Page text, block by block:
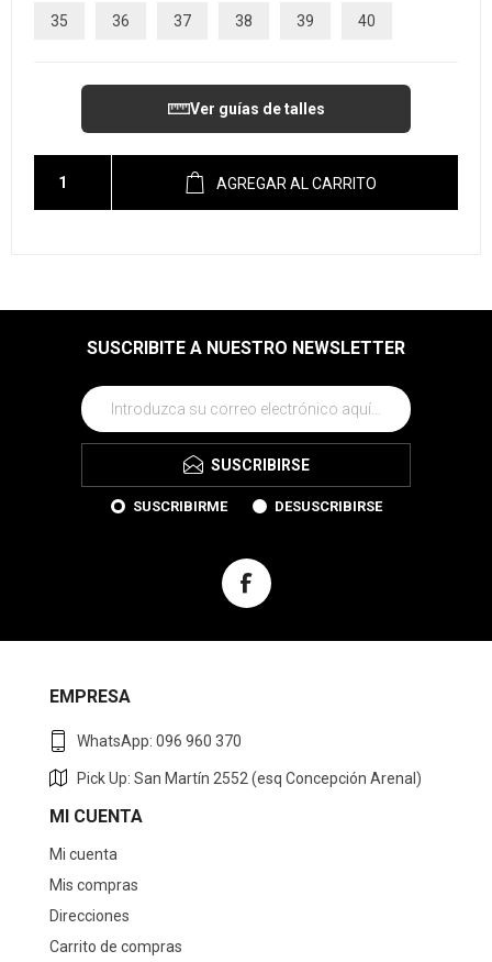
35 36 37 38 39 40
Ver guías de talles
AGREGAR AL CARRITO
SUSCRIBITE A NUESTRO NEWSLETTER
SUSCRIBIRSE
SUSCRIBIRME DESUSCRIBIRSE
EMPRESA
WhatsApp: 096 960 370
Pick Up: San Martín 2552 (esq Concepción Arenal)
MI CUENTA
Mi cuenta
Mis compras
Direcciones
Carrito de compras